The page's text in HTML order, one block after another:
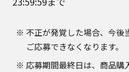
不正が発覚した場合、今後
ご応募できなくなります。
応募期間最終日は、商品購